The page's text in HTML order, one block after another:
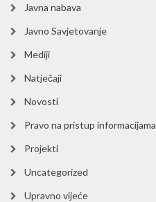
Javna nabava
Javno Savjetovanje
Mediji
Natječaji
Novosti
Pravo na pristup informacijama
Projekti
Uncategorized
Upravno vijeće